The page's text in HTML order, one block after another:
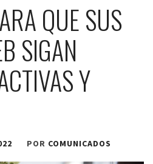
QUE SUS
SIGAN
Y
POR COMUNICADOS